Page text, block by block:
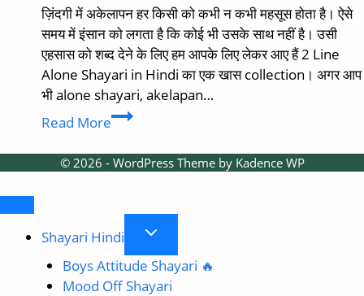
ज़िंदगी में अकेलापन हर किसी को कभी न कभी महसूस होता है। ऐसे
समय में इंसान को लगता है कि कोई भी उसके साथ नहीं है। उसी
एहसास को शब्द देने के लिए हम आपके लिए लेकर आए हैं 2 Line
Alone Shayari in Hindi का एक खास collection। अगर आप
भी alone shayari, akelapan…
Read MoreBest
+
2
alone
shayari
in
hindi
© 2026 - WordPress Theme by Kadence WP
Shayari Hindi
Toggle
menu
Boys Attitude Shayari 🔥
Mood Off Shayari